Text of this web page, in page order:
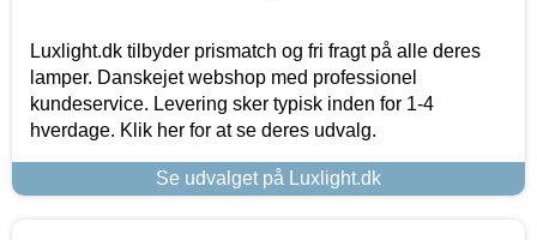
Luxlight.dk tilbyder prismatch og fri fragt på alle deres
lamper. Danskejet webshop med professionel
kundeservice. Levering sker typisk inden for 1-4
hverdage. Klik her for at se deres udvalg.
Se udvalget på Luxlight.dk